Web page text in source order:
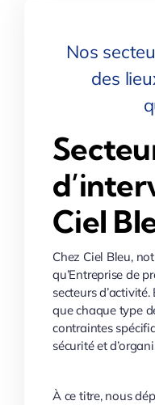
Nos
des
Ciel
Chez Ciel Bleu,
qu’Entreprise de
secteurs
que chaque type
contraintes
sécurité et
À ce titre, nous